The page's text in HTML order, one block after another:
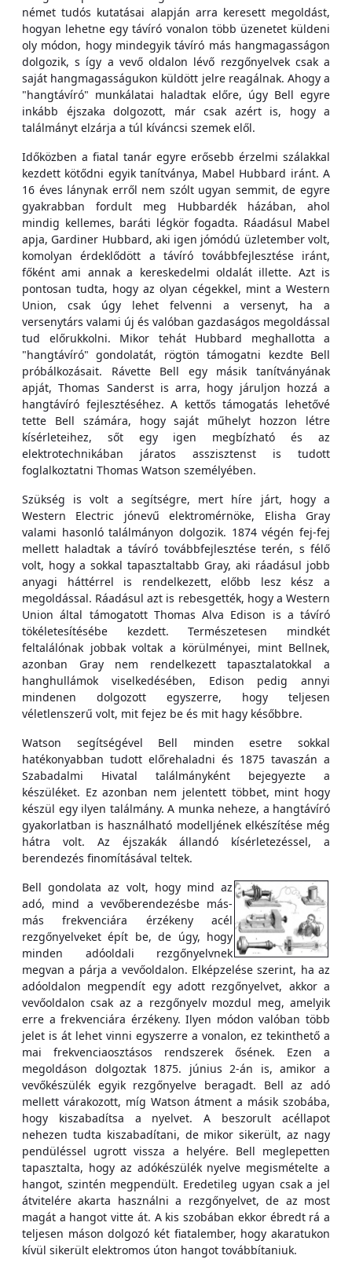
német tudós kutatásai alapján arra keresett megoldást,
hogyan lehetne egy távíró vonalon több üzenetet küldeni
oly módon, hogy mindegyik távíró más hangmagasságon
dolgozik, s így a vevő oldalon lévő rezgőnyelvek csak a
saját hangmagasságukon küldött jelre reagálnak. Ahogy a
"hangtávíró" munkálatai haladtak előre, úgy Bell egyre
inkább éjszaka dolgozott, már csak azért is, hogy a
találmányt elzárja a túl kíváncsi szemek elől.
Időközben a fiatal tanár egyre erősebb érzelmi szálakkal
kezdett kötődni egyik tanítványa, Mabel Hubbard iránt. A
16 éves lánynak erről nem szólt ugyan semmit, de egyre
gyakrabban fordult meg Hubbardék házában, ahol
mindig kellemes, baráti légkör fogadta. Ráadásul Mabel
apja, Gardiner Hubbard, aki igen jómódú üzletember volt,
komolyan érdeklődött a távíró továbbfejlesztése iránt,
főként ami annak a kereskedelmi oldalát illette. Azt is
pontosan tudta, hogy az olyan cégekkel, mint a Western
Union, csak úgy lehet felvenni a versenyt, ha a
versenytárs valami új és valóban gazdaságos megoldással
tud előrukkolni. Mikor tehát Hubbard meghallotta a
"hangtávíró" gondolatát, rögtön támogatni kezdte Bell
próbálkozásait. Rávette Bell egy másik tanítványának
apját, Thomas Sanderst is arra, hogy járuljon hozzá a
hangtávíró fejlesztéséhez. A kettős támogatás lehetővé
tette Bell számára, hogy saját műhelyt hozzon létre
kísérleteihez, sőt egy igen megbízható és az
elektrotechnikában járatos asszisztenst is tudott
foglalkoztatni Thomas Watson személyében.
Szükség is volt a segítségre, mert híre járt, hogy a
Western Electric jónevű elektromérnöke, Elisha Gray
valami hasonló találmányon dolgozik. 1874 végén fej-fej
mellett haladtak a távíró továbbfejlesztése terén, s félő
volt, hogy a sokkal tapasztaltabb Gray, aki ráadásul jobb
anyagi háttérrel is rendelkezett, előbb lesz kész a
megoldással. Ráadásul azt is rebesgették, hogy a Western
Union által támogatott Thomas Alva Edison is a távíró
tökéletesítésébe kezdett. Természetesen mindkét
feltalálónak jobbak voltak a körülményei, mint Bellnek,
azonban Gray nem rendelkezett tapasztalatokkal a
hanghullámok viselkedésében, Edison pedig annyi
mindenen dolgozott egyszerre, hogy teljesen
véletlenszerű volt, mit fejez be és mit hagy későbbre.
Watson segítségével Bell minden esetre sokkal
hatékonyabban tudott előrehaladni és 1875 tavaszán a
Szabadalmi Hivatal találmányként bejegyezte a
készüléket. Ez azonban nem jelentett többet, mint hogy
készül egy ilyen találmány. A munka neheze, a hangtávíró
gyakorlatban is használható modelljének elkészítése még
hátra volt. Az éjszakák állandó kísérletezéssel, a
berendezés finomításával teltek.
Bell gondolata az volt, hogy mind az
adó, mind a vevőberendezésbe más-
más frekvenciára érzékeny acél
rezgőnyelveket épít be, de úgy, hogy
minden adóoldali rezgőnyelvnek
megvan a párja a vevőoldalon. Elképzelése szerint, ha az
adóoldalon megpendít egy adott rezgőnyelvet, akkor a
vevőoldalon csak az a rezgőnyelv mozdul meg, amelyik
erre a frekvenciára érzékeny. Ilyen módon valóban több
jelet is át lehet vinni egyszerre a vonalon, ez tekinthető a
mai frekvenciaosztásos rendszerek ősének. Ezen a
megoldáson dolgoztak 1875. június 2-án is, amikor a
vevőkészülék egyik rezgőnyelve beragadt. Bell az adó
mellett várakozott, míg Watson átment a másik szobába,
hogy kiszabadítsa a nyelvet. A beszorult acéllapot
nehezen tudta kiszabadítani, de mikor sikerült, az nagy
pendüléssel ugrott vissza a helyére. Bell meglepetten
tapasztalta, hogy az adókészülék nyelve megismételte a
hangot, szintén megpendült. Eredetileg ugyan csak a jel
átvitelére akarta használni a rezgőnyelvet, de az most
magát a hangot vitte át. A kis szobában ekkor ébredt rá a
teljesen máson dolgozó két fiatalember, hogy akaratukon
kívül sikerült elektromos úton hangot továbbítaniuk.